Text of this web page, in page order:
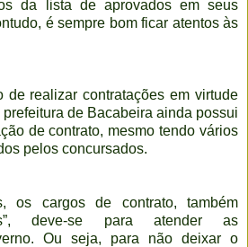
da lista de aprovados em seus
é sempre bom ficar atentos às
de realizar contratações em virtude
de Bacabeira ainda possui
de contrato, mesmo tendo vários
pelos concursados.
os cargos de contrato, também
deve-se para atender as
Ou seja, para não deixar o